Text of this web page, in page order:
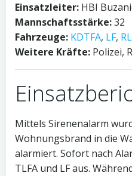
Einsatzleiter: HBI
Mannschaftsstärke:32
Fahrzeuge: KDTFA, LF,
Weitere Kräfte: Polizei,
Mittels Sirenenalarm
Wohnungsbrand in die
alarmiert. Sofort nach
TLFA und LF aus.